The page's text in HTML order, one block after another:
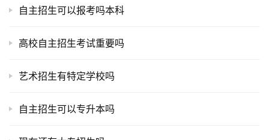
自主招生可以报考吗本科
高校自主招生考试重要吗
艺术招生有特定学校吗
自主招生可以专升本吗